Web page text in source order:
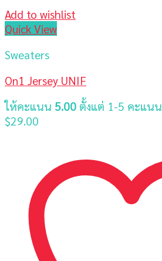
Add to wishlist
Quick View
Sweaters
On1 Jersey UNIF
ให้คะแนน 5.00 ตั้งแต่ 1-5 คะแนน
$29.00